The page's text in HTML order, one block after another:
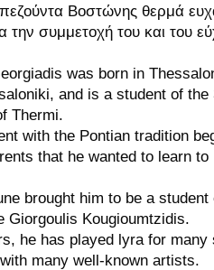
Βοστώνης θερμά
την συμμετοχή του και του
was born in
and is a student of
Thermi.
with the Pontian tradition
that he wanted to learn
brought him to be a
Giorgoulis Kougioumtzidis.
he has played lyra for
many well-known artists.